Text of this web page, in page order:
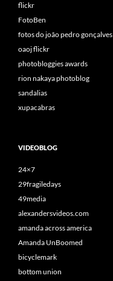
flickr
FotoBen
fotos do joão pedro gonçalves
oaoj flickr
photobloggies awards
rion nakaya photoblog
sandalias
xupacabras
VIDEOBLOG
24×7
29fragiledays
49media
alexandersvideos.com
amanda across america
Amanda UnBoomed
bicyclemark
bottom union